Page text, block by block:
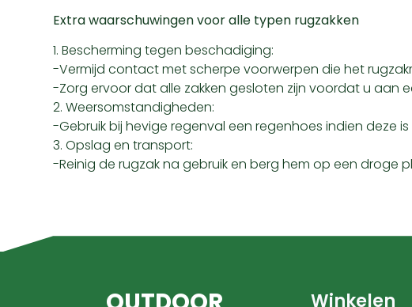
Extra waarschuwingen voor alle typen rugzakken
1. Bescherming tegen beschadiging:
-Vermijd contact met scherpe voorwerpen die het
-Zorg ervoor dat alle zakken gesloten zijn voordat u aan
2. Weersomstandigheden:
-Gebruik bij hevige regenval een regenhoes indien deze
3. Opslag en transport:
-Reinig de rugzak na gebruik en berg hem op een
Winkelen